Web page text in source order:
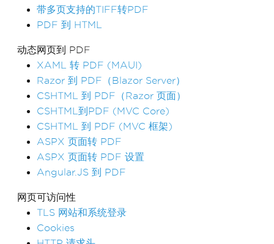
带多页支持的TIFF转PDF
PDF 到 HTML
动态网页到 PDF
XAML 转 PDF (MAUI)
Razor 到 PDF（Blazor Server）
CSHTML 到 PDF（Razor 页面）
CSHTML到PDF (MVC Core)
CSHTML 到 PDF (MVC 框架)
ASPX 页面转 PDF
ASPX 页面转 PDF 设置
Angular.JS 到 PDF
网页可访问性
TLS 网站和系统登录
Cookies